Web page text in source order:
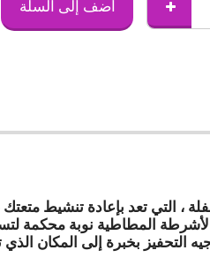
أضف إلى السلة
، التي تعد بإعادة تنشيط متعتك
المطاطية نوبة محكمة
بخبرة إلى المكان